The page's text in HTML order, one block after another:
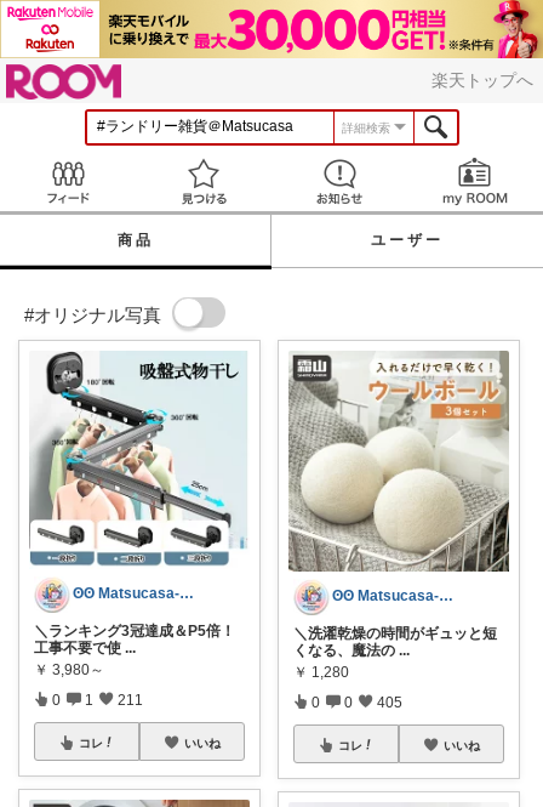
楽天トップへ
詳細検索
見つける お知らせ
商品 ユーザー
#オリジナル写真
ʘʘ Matsucasa-TooL ʘʘ
＼ランキング3冠達成＆P5倍！
工事不要で使 ...
￥ 3,980～
0 1 211
コレ いいね
ʘʘ Matsucasa-TooL ʘʘ
＼洗濯乾燥の時間がギュッと短
くなる、魔法の ...
￥ 1,280
0 0 405
コレ いいね